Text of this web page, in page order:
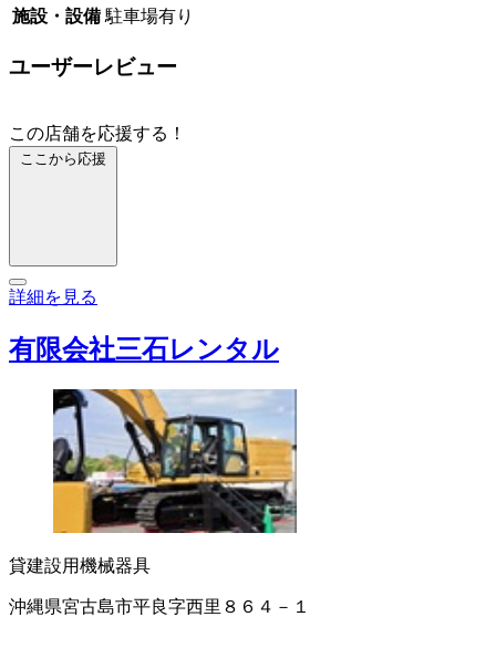
施設・設備 駐車場有り
ユーザーレビュー
この店舗を応援する！
ここから応援
詳細を見る
有限会社三石レンタル
貸建設用機械器具
沖縄県宮古島市平良字西里８６４－１